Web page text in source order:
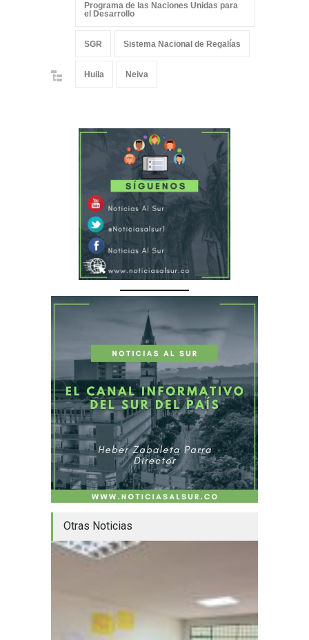
Programa de las Naciones Unidas para
el Desarrollo
SGR Sistema Nacional de Regalías
Huila Neiva
Otras Noticias